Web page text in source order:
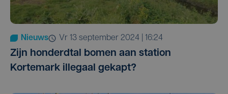
Nieuws vr 13 september 2024 | 16:24
Zijn honderdtal bomen aan station
Kortemark illegaal gekapt?